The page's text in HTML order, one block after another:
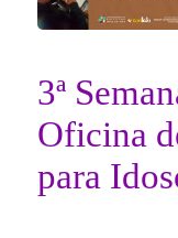
3ª
Oficina
para